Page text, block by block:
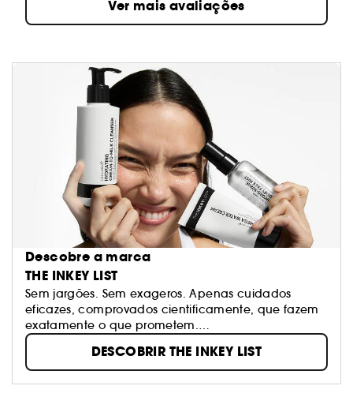
Ver mais avaliações
Descobre a marca
THE INKEY LIST
Sem jargões. Sem exageros. Apenas cuidados
eficazes, comprovados cientificamente, que fazem
exatamente o que prometem.
A INKEY List mostra-lhe o que a sua pele realmente
precisa, não apenas o que está na moda. Quer
seja novato em cuidados de pele ou já um
especialista com uma rotina bem estabelecida, a
DESCOBRIR THE INKEY LIST